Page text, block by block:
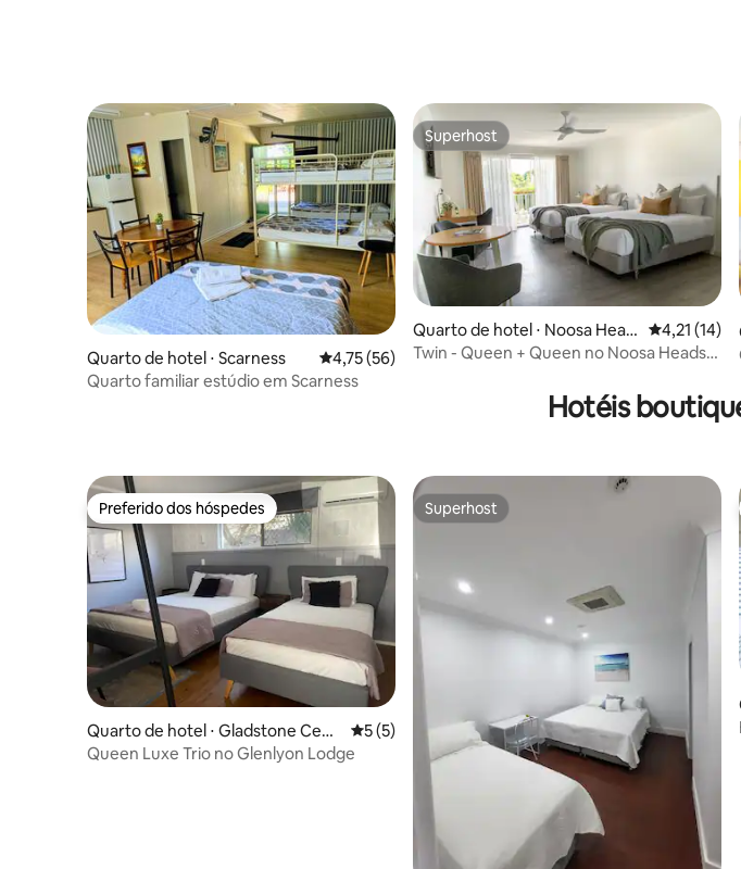
Quarto de hotel ⋅ Scarness 4,75 de uma avaliação média de 5, 56 avaliações
4,75 (56)
Quarto familiar estúdio em Scarness
Superhost
Superhost
Quarto de hotel ⋅ Noosa Head
s
4,21 de
4,21 (14)
Twin - Queen + Queen no Noosa Heads
Hotéis
Preferido dos hóspedes
Preferido dos hóspedes
Quarto de hotel ⋅ Gladstone Cent
ral
5 de uma avaliação média de 5, 5 avaliações
5 (5)
Queen Luxe Trio no Glenlyon Lodge
Superhost
Superhost